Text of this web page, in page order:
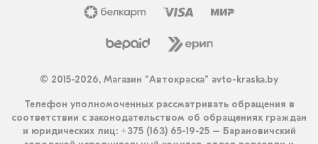
© 2015-2026, Магазин “Автокраска” avto-kraska.by
Телефон уполномоченных рассматривать обращения в
соответствии с законодательством об обращениях граждан
и юридических лиц: +375 (163) 65-19-25 – Барановичский